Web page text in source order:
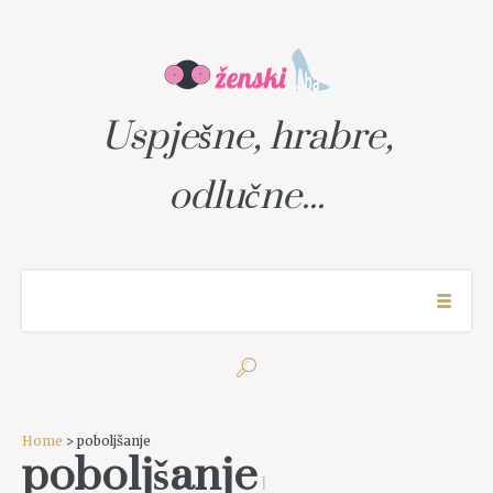
Uspješne, hrabre,
odlučne...
Home > poboljšanje
poboljšanje 1